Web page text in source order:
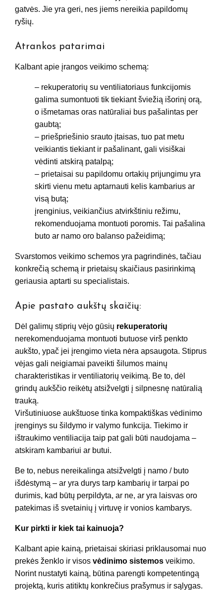
gatvės. Jie yra geri, nes jiems nereikia papildomų
ryšių.
Atrankos patarimai
Kalbant apie įrangos veikimo schemą:
– rekuperatorių su ventiliatoriaus funkcijomis
galima sumontuoti tik tiekiant šviežią išorinį orą,
o išmetamas oras natūraliai bus pašalintas per
gaubtą;
– priešpriešinio srauto įtaisas, tuo pat metu
veikiantis tiekiant ir pašalinant, gali visiškai
vėdinti atskirą patalpą;
– prietaisai su papildomu ortakių prijungimu yra
skirti vienu metu aptarnauti kelis kambarius ar
visą butą;
įrenginius, veikiančius atvirkštiniu režimu,
rekomenduojama montuoti poromis. Tai pašalina
buto ar namo oro balanso pažeidimą;
Svarstomos veikimo schemos yra pagrindinės, tačiau
konkrečią schemą ir prietaisų skaičiaus pasirinkimą
geriausia aptarti su specialistais.
Apie pastato aukštų skaičių:
Dėl galimų stiprių vėjo gūsių rekuperatorių
nerekomenduojama montuoti butuose virš penkto
aukšto, ypač jei įrengimo vieta nėra apsaugota. Stiprus
vėjas gali neigiamai paveikti šilumos mainų
charakteristikas ir ventiliatorių veikimą. Be to, dėl
grindų aukščio reikėtų atsižvelgti į silpnesnę natūralią
trauką.
Viršutiniuose aukštuose tinka kompaktiškas vėdinimo
įrenginys su šildymo ir valymo funkcija. Tiekimo ir
ištraukimo ventiliacija taip pat gali būti naudojama –
atskiram kambariui ar butui.
Be to, nebus nereikalinga atsižvelgti į namo / buto
išdėstymą – ar yra durys tarp kambarių ir tarpai po
durimis, kad būtų perpildyta, ar ne, ar yra laisvas oro
patekimas iš svetainių į virtuvę ir vonios kambarys.
Kur pirkti ir kiek tai kainuoja?
Kalbant apie kainą, prietaisai skiriasi priklausomai nuo
prekės ženklo ir visos vėdinimo sistemos veikimo.
Norint nustatyti kainą, būtina parengti kompetentingą
projektą, kuris atitiktų konkrečius prašymus ir sąlygas.